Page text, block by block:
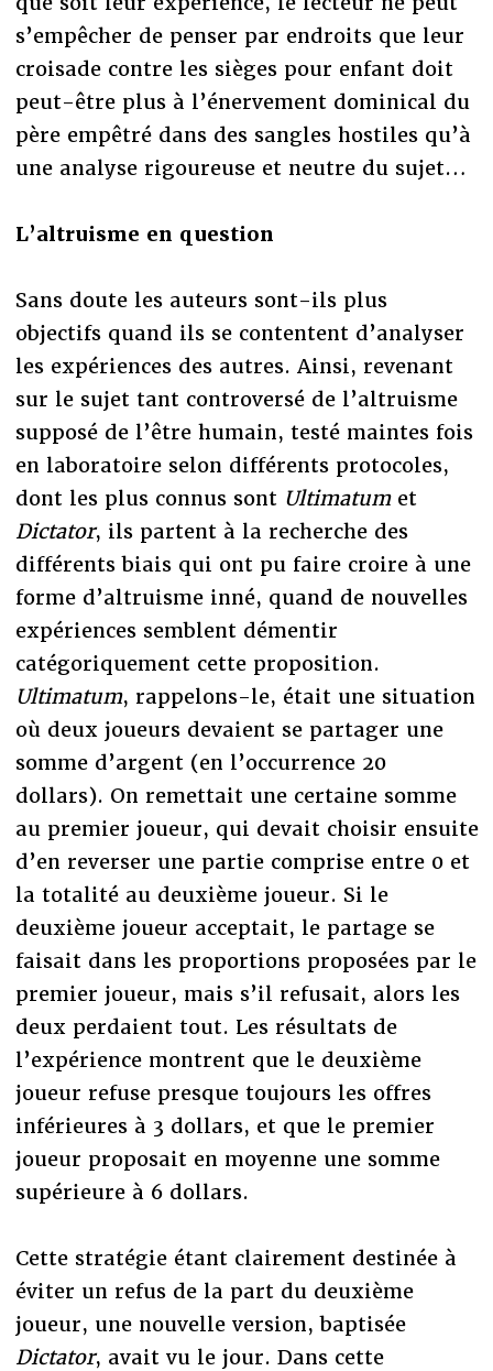
s’empêcher de penser par endroits que leur
croisade contre les sièges pour enfant doit
peut-être plus à l’énervement dominical du
père empêtré dans des sangles hostiles qu’à
une analyse rigoureuse et neutre du sujet…
L’altruisme en question
Sans doute les auteurs sont-ils plus
objectifs quand ils se contentent d’analyser
les expériences des autres. Ainsi, revenant
sur le sujet tant controversé de l’altruisme
supposé de l’être humain, testé maintes fois
en laboratoire selon différents protocoles,
dont les plus connus sont Ultimatum et
Dictator, ils partent à la recherche des
différents biais qui ont pu faire croire à une
forme d’altruisme inné, quand de nouvelles
expériences semblent démentir
catégoriquement cette proposition.
Ultimatum, rappelons-le, était une situation
où deux joueurs devaient se partager une
somme d’argent (en l’occurrence 20
dollars). On remettait une certaine somme
au premier joueur, qui devait choisir ensuite
d’en reverser une partie comprise entre 0 et
la totalité au deuxième joueur. Si le
deuxième joueur acceptait, le partage se
faisait dans les proportions proposées par le
premier joueur, mais s’il refusait, alors les
deux perdaient tout. Les résultats de
l’expérience montrent que le deuxième
joueur refuse presque toujours les offres
inférieures à 3 dollars, et que le premier
joueur proposait en moyenne une somme
supérieure à 6 dollars.
Cette stratégie étant clairement destinée à
éviter un refus de la part du deuxième
joueur, une nouvelle version, baptisée
Dictator, avait vu le jour. Dans cette